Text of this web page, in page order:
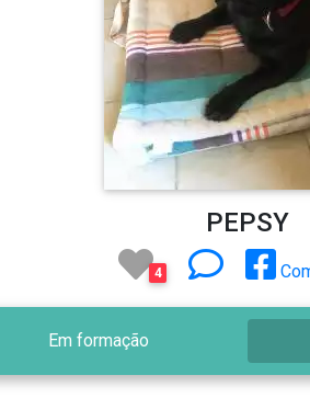
PEPSY
4
Em formação